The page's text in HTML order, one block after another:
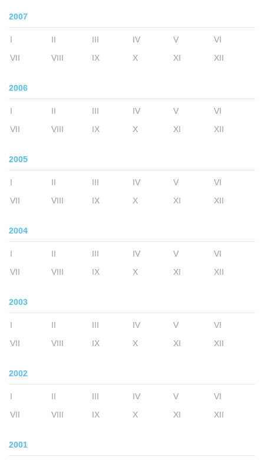
2007
I II III IV V
VI
VII
VIII IX X XI XII
2006
I II III IV V
VI
VII
VIII IX X XI XII
2005
I II III IV V
VI
VII
VIII IX X XI XII
2004
I II III IV V
VI
VII
VIII IX X XI XII
2003
I II III IV V
VI
VII
VIII IX X XI XII
2002
I II III IV V
VI
VII
VIII IX X XI XII
2001